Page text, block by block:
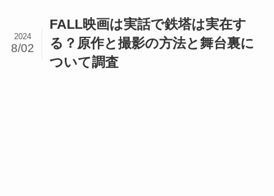
FALL映画は実話で鉄塔は実在す
る？原作と撮影の方法と舞台裏に
ついて調査
2024
8/02